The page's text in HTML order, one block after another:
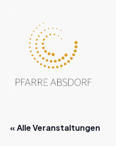
content
« Alle Veranstaltungen